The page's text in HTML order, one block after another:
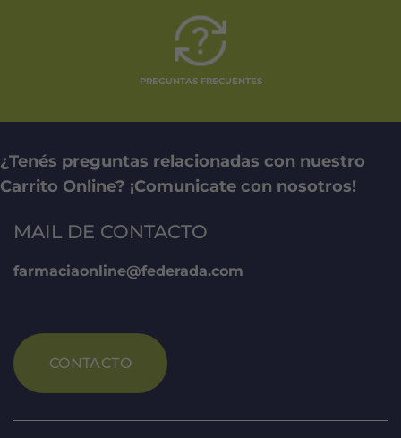
PREGUNTAS FRECUENTES
¿Tenés preguntas relacionadas con nuestro
Carrito Online? ¡Comunicate con nosotros!
MAIL DE CONTACTO
farmaciaonline@federada.com
CONTACTO